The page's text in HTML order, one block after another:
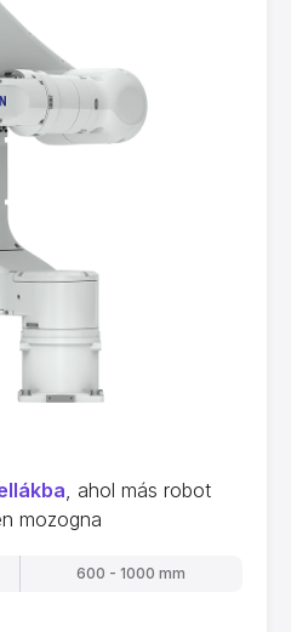
, ahol más robot
mozogna
600 - 1000 mm